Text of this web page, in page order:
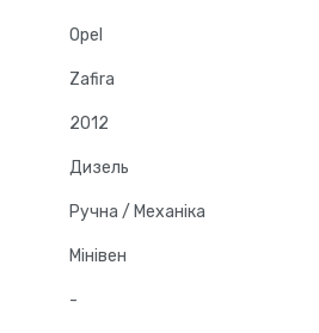
Opel
Zafira
2012
Дизель
Ручна / Механіка
Мінівен
-